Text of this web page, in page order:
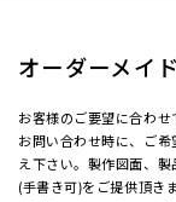
オーダーメイ
お客様のご要望に合わせ
お問い合わせ時に、ご
え下さい。製作図面、
(手書き可)をご提供頂き